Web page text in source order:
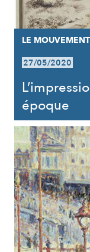
LE
27/05/2020
époque